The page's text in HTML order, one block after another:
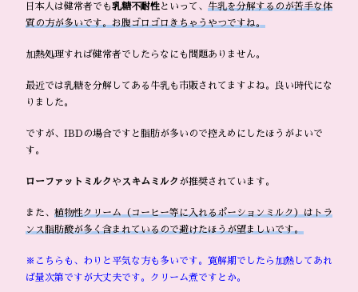
日本人は健常者でも乳糖不耐性といって、 牛乳を分解するのが苦手な体
質の方が多いです。お腹ゴロゴロきちゃうやつですね。
加熱処理すれば健常者でしたらなにも問題ありません。
最近では乳糖を分解してある牛乳も市販されてますよね。良い時代にな
りました。
ですが、IBDの場合ですと脂肪が多いので控えめにしたほうがよいで
す。
ローファットミルク や スキムミルク が推奨されています。
また、 植物性クリーム（コーヒー等に入れるポーションミルク）はトラ
ンス脂肪酸が多く含まれているので避けたほうが望ましいです。
※こちらも、わりと平気な方も多いです。寛解期でしたら加熱してあれ
ば量次第ですが大丈夫です。クリーム煮ですとか。